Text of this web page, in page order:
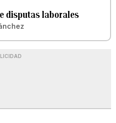
disputas laborales